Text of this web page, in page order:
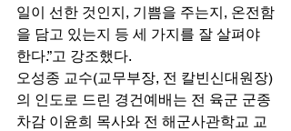
일이 선한 것인지, 기쁨을 주는지, 온전함
을 담고 있는지 등 세 가지를 잘 살펴야
한다.”고 강조했다.
오성종 교수(교무부장, 전 칼빈신대원장)
의 인도로 드린 경건예배는 전 육군 군종
차감 이윤희 목사와 전 해군사관학교 교